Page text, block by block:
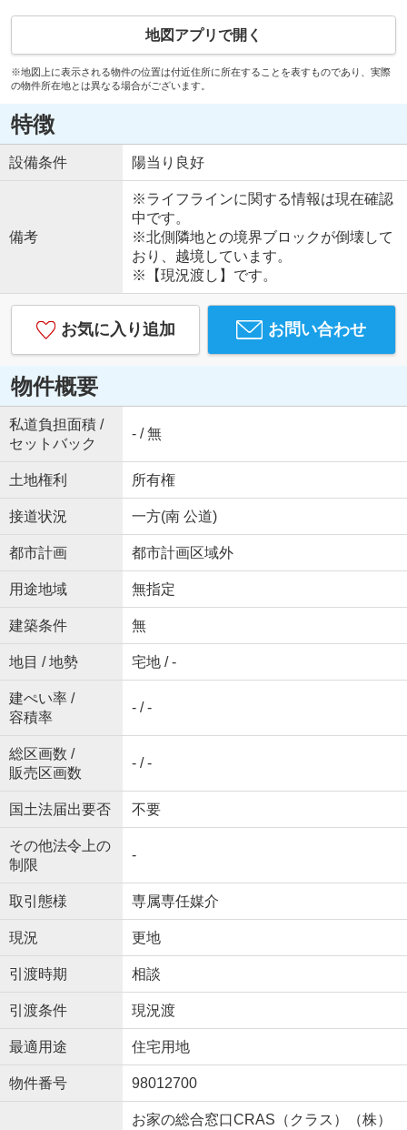
地図アプリで開く
※地図上に表示される物件の位置は付近住所に所在することを表すものであり、実際
の物件所在地とは異なる場合がございます。
特徴
設備条件 陽当り良好
備考
※ライフラインに関する情報は現在確認
中です。
※北側隣地との境界ブロックが倒壊して
おり、越境しています。
※【現況渡し】です。
お気に入り追加 お問い合わせ
物件概要
私道負担面積 /
セットバック
- / 無
土地権利 所有権
接道状況 一方(南 公道)
都市計画 都市計画区域外
用途地域 無指定
建築条件 無
地目 / 地勢 宅地 / -
建ぺい率 /
容積率
- / -
総区画数 /
販売区画数
- / -
国土法届出要否 不要
その他法令上の
制限
-
取引態様 専属専任媒介
現況 更地
引渡時期 相談
引渡条件 現況渡
最適用途 住宅用地
物件番号 98012700
お家の総合窓口CRAS（クラス）（株）